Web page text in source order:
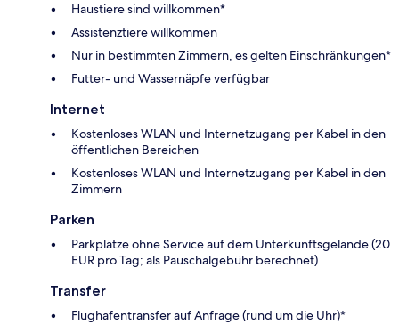
Haustiere sind willkommen*
Assistenztiere willkommen
Nur in bestimmten Zimmern, es gelten Einschränkungen*
Futter- und Wassernäpfe verfügbar
Internet
Kostenloses WLAN und Internetzugang per Kabel in den
öffentlichen Bereichen
Kostenloses WLAN und Internetzugang per Kabel in den
Zimmern
Parken
Parkplätze ohne Service auf dem Unterkunftsgelände (20
EUR pro Tag; als Pauschalgebühr berechnet)
Transfer
Flughafentransfer auf Anfrage (rund um die Uhr)*